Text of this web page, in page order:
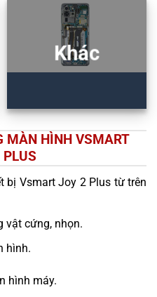
Khác
MÀN HÌNH VSMART
bị Vsmart Joy 2 Plus từ trên
vật cứng, nhọn.
hình.
hình máy.